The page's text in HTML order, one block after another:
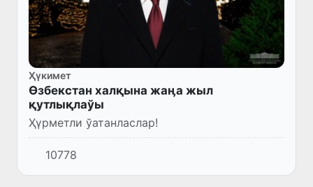
Ҳүкимет
Өзбекстан халқына жаӊа жыл
қутлықлаўы
Ҳүрметли ўатанласлар!
10778